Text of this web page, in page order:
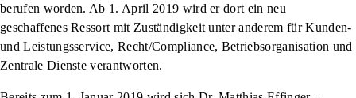
berufen worden. Ab 1. April 2019 wird er dort ein neu
geschaffenes Ressort mit Zuständigkeit unter anderem für Kunden-
und Leistungsservice, Recht/Compliance, Betriebsorganisation und
Zentrale Dienste verantworten.